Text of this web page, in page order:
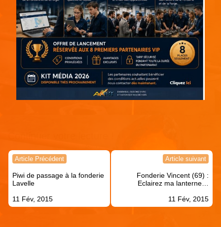
Navigation
l’article
Article Précédent
Piwi de passage à la fonderie
Lavelle
11 Fév, 2015
Article suivant
Fonderie Vincent (69) :
Eclairez ma lanterne…
11 Fév, 2015